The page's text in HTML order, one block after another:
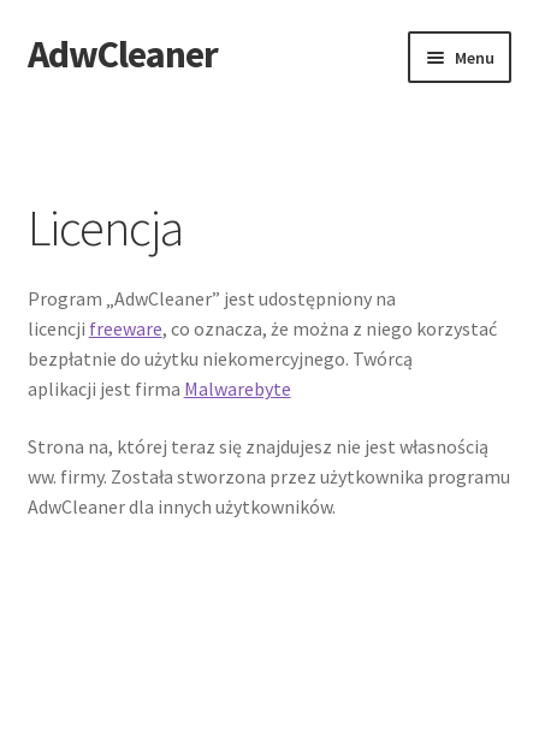
Przejdź
do
Przejdź
do
AdwCleaner Menu
Pobierz program / download – AdwCleaner
AdwCleaner instrukcja
AdwCleaner opinie
FAQ
Licencja
Program „AdwCleaner” jest udostępniony na
licencji freeware, co oznacza, że można z niego korzystać
bezpłatnie do użytku niekomercyjnego. Twórcą
aplikacji jest firma Malwarebyte
Strona na, której teraz się znajdujesz nie jest własnością
ww. firmy. Została stworzona przez użytkownika programu
AdwCleaner dla innych użytkowników.